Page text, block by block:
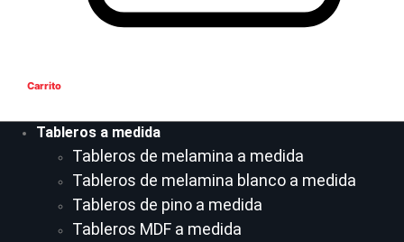
Carrito
Tableros a medida
Tableros de melamina a medida
Tableros de melamina blanco a medida
Tableros de pino a medida
Tableros MDF a medida